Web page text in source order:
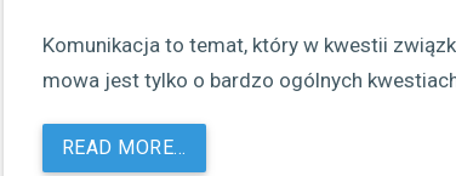
Komunikacja to temat, który w kwestii
mowa jest tylko o bardzo ogólnych
READ MORE…